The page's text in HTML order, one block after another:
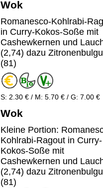
Wok
Romanesco-Kohlrabi-
in Curry-Kokos-Soße mit
Cashewkernen und
(2,74) dazu
(81)
S: 2.30 € / M: 5.70 € / G: 7.00 €
Wok
Kleine Portion:
Kohlrabi-Ragout in Curry-
Kokos-Soße mit
Cashewkernen und
(2,74) dazu
(81)